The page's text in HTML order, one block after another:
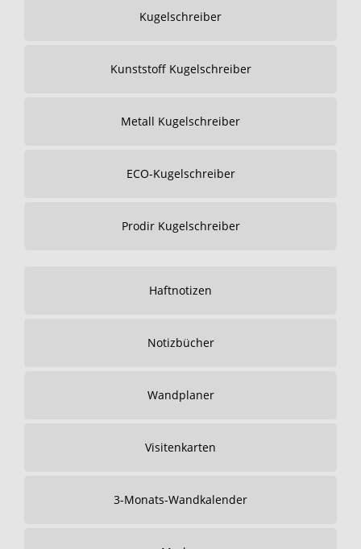
Kugelschreiber
Kunststoff Kugelschreiber
Metall Kugelschreiber
ECO-Kugelschreiber
Prodir Kugelschreiber
Haftnotizen
Notizbücher
Wandplaner
Visitenkarten
3-Monats-Wandkalender